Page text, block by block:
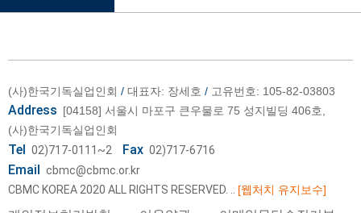
(사)한국기독실업인회 / 대표자: 장세호 / 고유번호: 105-82-03803
Address [04158] 서울시 마포구 큰우물로 75 성지빌딩 406호,
(사)한국기독실업인회
Tel 02)717-0111~2 Fax 02)717-6716
Email cbmc@cbmc.or.kr
CBMC KOREA 2020 ALL RIGHTS RESERVED.
[웹처치 유지보수]